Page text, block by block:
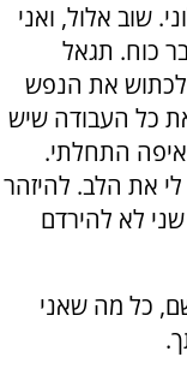
שוב אלול, ואני
כוח. תגאל
לכתוש את הנפש
כל העבודה שיש
התחלתי.
לי את הלב. להיזהר
לא להירדם
כל מה שאני